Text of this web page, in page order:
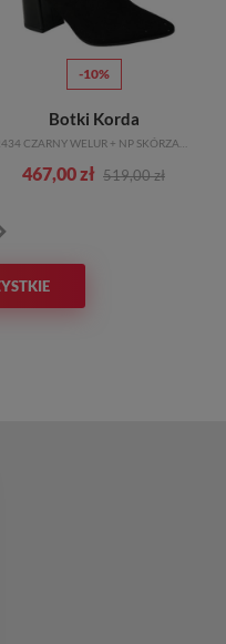
-10%
Botki Korda
467,00 zł 519,00 zł